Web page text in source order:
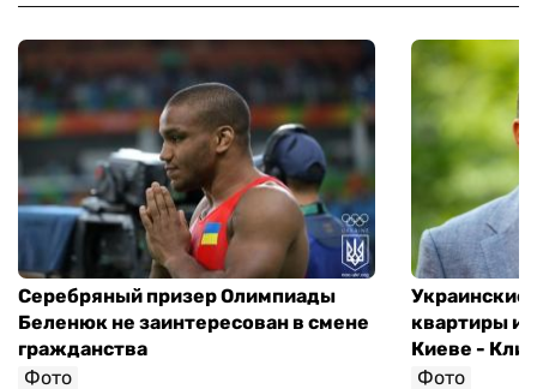
Серебряный призер Олимпиады
Беленюк не заинтересован в смене
гражданства
Фото
Украинские
квартиры и
Киеве -
Фото